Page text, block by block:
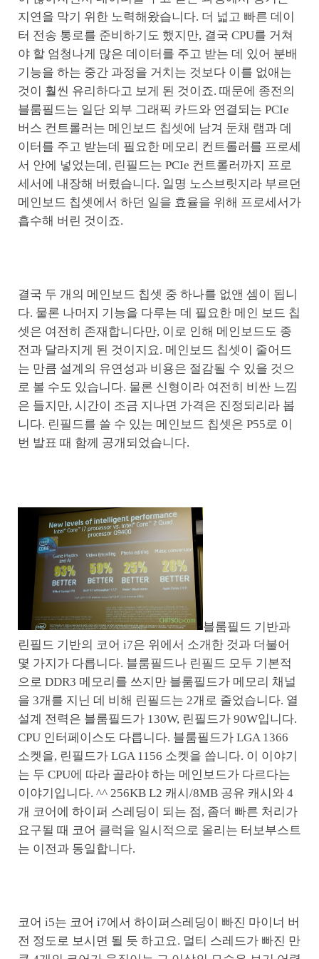
지연을 막기 위한 노력해왔습니다. 더 넓고 빠른 데이
터 전송 통로를 준비하기도 했지만, 결국 CPU를 거쳐
야 할 엄청나게 많은 데이터를 주고 받는 데 있어 분배
기능을 하는 중간 과정을 거치는 것보다 이를 없애는
것이 훨씬 유리하다고 보게 된 것이죠. 때문에 종전의
블룸필드는 일단 외부 그래픽 카드와 연결되는 PCIe
버스 컨트롤러는 메인보드 칩셋에 남겨 둔채 램과 데
이터를 주고 받는데 필요한 메모리 컨트롤러를 프로세
서 안에 넣었는데, 린필드는 PCIe 컨트롤러까지 프로
세서에 내장해 버렸습니다. 일명 노스브릿지라 부르던
메인보드 칩셋에서 하던 일을 효율을 위해 프로세서가
흡수해 버린 것이죠.
결국 두 개의 메인보드 칩셋 중 하나를 없앤 셈이 됩니
다. 물론 나머지 기능을 다루는 데 필요한 메인 보드 칩
셋은 여전히 존재합니다만, 이로 인해 메인보드도 종
전과 달라지게 된 것이지요. 메인보드 칩셋이 줄어드
는 만큼 설계의 유연성과 비용은 절감될 수 있을 것으
로 볼 수도 있습니다. 물론 신형이라 여전히 비싼 느낌
은 들지만, 시간이 조금 지나면 가격은 진정되리라 봅
니다. 린필드를 쓸 수 있는 메인보드 칩셋은 P55로 이
번 발표 때 함께 공개되었습니다.
블룸필드 기반과
린필드 기반의 코어 i7은 위에서 소개한 것과 더불어
몇 가지가 다릅니다. 블룸필드나 린필드 모두 기본적
으로 DDR3 메모리를 쓰지만 블룸필드가 메모리 채널
을 3개를 지닌 데 비해 린필드는 2개로 줄었습니다. 열
설계 전력은 블룸필드가 130W, 린필드가 90W입니다.
CPU 인터페이스도 다릅니다. 블룸필드가 LGA 1366
소켓을, 린필드가 LGA 1156 소켓을 씁니다. 이 이야기
는 두 CPU에 따라 골라야 하는 메인보드가 다르다는
이야기입니다. ^^ 256KB L2 캐시/8MB 공유 캐시와 4
개 코어에 하이퍼 스레딩이 되는 점, 좀더 빠른 처리가
요구될 때 코어 클럭을 일시적으로 올리는 터보부스트
는 이전과 동일합니다.
코어 i5는 코어 i7에서 하이퍼스레딩이 빠진 마이너 버
전 정도로 보시면 될 듯 하고요. 멀티 스레드가 빠진 만